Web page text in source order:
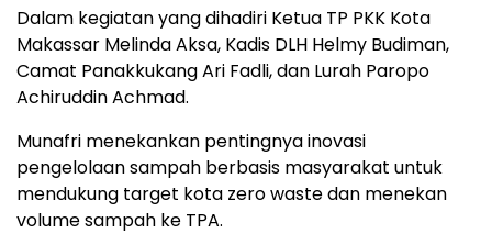
Dalam kegiatan yang dihadiri Ketua TP PKK Kota
Makassar Melinda Aksa, Kadis DLH Helmy Budiman,
Camat Panakkukang Ari Fadli, dan Lurah Paropo
Achiruddin Achmad.
Munafri menekankan pentingnya inovasi
pengelolaan sampah berbasis masyarakat untuk
mendukung target kota zero waste dan menekan
volume sampah ke TPA.